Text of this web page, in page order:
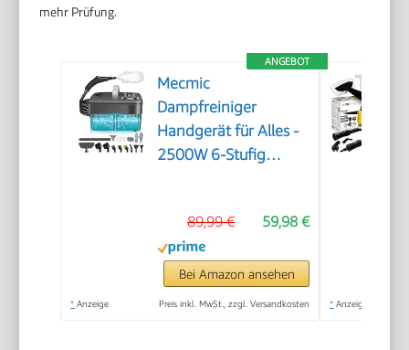
mehr Prüfung.
ANGEBOT
Mecmic
Dampfreiniger
Handgerät für Alles -
2500W 6-Stufig
Dampf, 15s
Aufheizzeit, Tragbar
mit 10 Zubehörteilen,
Dampfreinigung für
59,98 €
89,99 €
Bei Amazon ansehen
* Anzeige Preis inkl. MwSt., zzgl. Versandkosten * Anzeige